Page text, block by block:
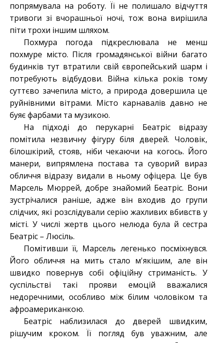
попрямувала на роботу. Її не полишало відчуття
тривоги зі вчорашньої ночі, тож вона вирішила
піти трохи іншим шляхом.
Похмура погода підкреслювала не менш
похмуре місто. Після громадянської війни багато
будинків тут втратили свій європейський шарм і
потребують відбудови. Війна кілька років тому
суттєво зачепила місто, а природа довершила це
руйнівними вітрами. Місто карнавалів давно не
буяє фарбами та музикою.
На підході до перукарні Беатріс відразу
помітила незвичну фігуру біля дверей. Чоловік,
білошкірий, стояв, ніби чекаючи на когось. Його
манери, випрямлена постава та суворий вираз
обличчя відразу видали в ньому офіцера. Це був
Марсель Мюррей, добре знайомий Беатріс. Вони
зустрічалися раніше, адже він входив до групи
слідчих, які розслідували серію жахливих вбивств у
місті. У числі жертв цього нелюда була й сестра
Беатріс – Люсіль.
Помітивши її, Марсель легенько посміхнувся.
Його обличчя на мить стало м'якішим, але він
швидко повернув собі офіційну стриманість. У
суспільстві такі прояви емоцій вважалися
недоречними, особливо між білим чоловіком та
афроамериканкою.
Беатріс наблизилася до дверей швидким,
рішучим кроком. Її погляд був уважним, але